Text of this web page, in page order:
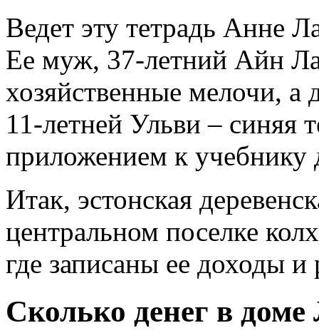
Ведет эту тетрадь Анне
Ее муж, 37-летний Айн
хозяйственные мелочи, а
11-летней Ульви – синяя
приложением к учебнику
Итак, эстонская
центральном поселке
где записаны ее доходы и
Сколько денег в доме